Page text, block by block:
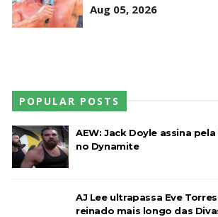
Aug 05, 2026
POPULAR POSTS
AEW: Jack Doyle assina
no Dynamite
AJ Lee ultrapassa Eve
reinado mais longo das